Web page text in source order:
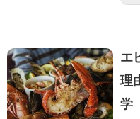
エ
理
学